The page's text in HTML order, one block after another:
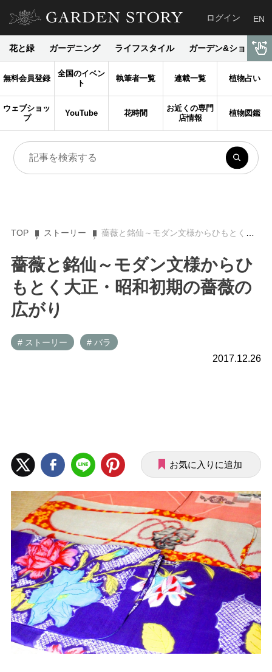
ログイン EN
花と緑 ガーデニング ライフスタイル ガーデン&ショップ
無料会員登録
全国のイベン
ト
執筆者一覧 連載一覧 植物占い
ウェブショッ
プ
YouTube 花時間
お近くの専門
店情報
植物図鑑
TOP ストーリー 薔薇と銘仙～モダン文様からひもとく大正・昭和初期の薔薇の広がり
薔薇と銘仙～モダン文様からひ
もとく大正・昭和初期の薔薇の
広がり
# ストーリー # バラ
2017.12.26
お気に入りに追加